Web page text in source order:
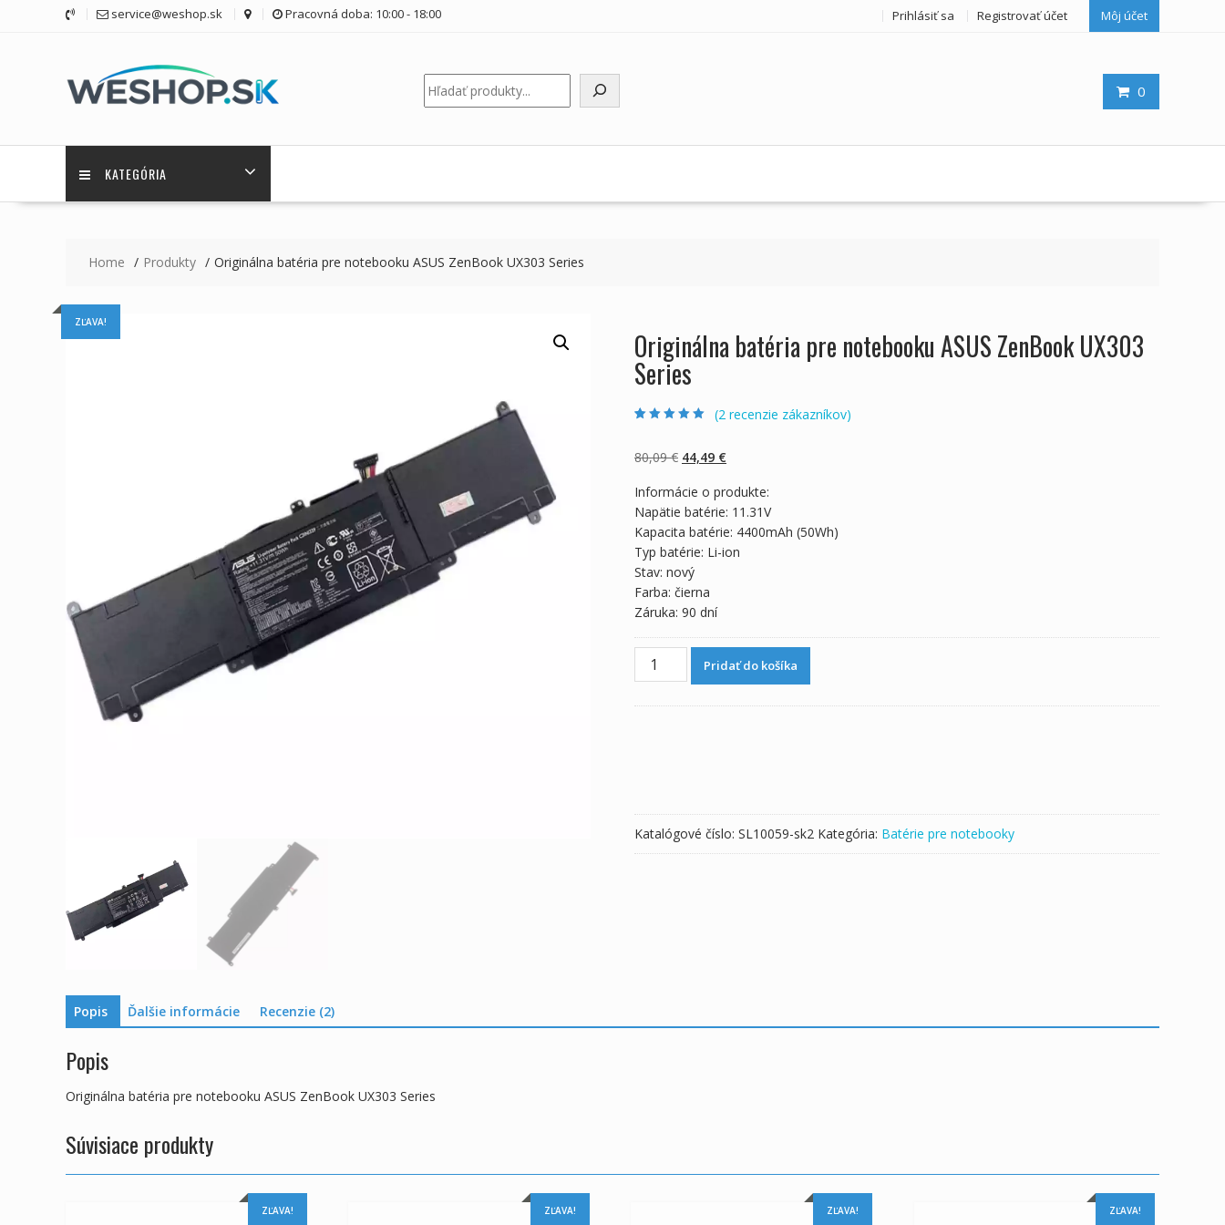
service@weshop.sk Pracovná doba: 10:00 - 18:00 Prihlásiť sa Registrovať účet Môj účet
0
Hľadať
KATEGÓRIA
Home Produkty Originálna batéria pre notebooku ASUS ZenBook UX303 Series
ZĽAVA!
Originálna batéria pre notebooku ASUS ZenBook UX303
Series
zákazníckych
recenzií
(2 recenzie zákazníkov)
80,09€ Pôvodná
bola:
80,09 €.
44,49 €Aktuálna
je:
44,49 €.
Informácie o produkte:
Napätie batérie: 11.31V
Kapacita batérie: 4400mAh (50Wh)
Typ batérie: Li-ion
Stav: nový
Farba: čierna
Záruka: 90 dní
množstvo
Originálna
Series
Pridať do košíka
Katalógové číslo: SL10059-sk2 Kategória: Batérie pre notebooky
Popis Ďalšie informácie Recenzie (2)
Popis
Originálna batéria pre notebooku ASUS ZenBook UX303 Series
Súvisiace produkty
ZĽAVA! ZĽAVA! ZĽAVA! ZĽAVA!